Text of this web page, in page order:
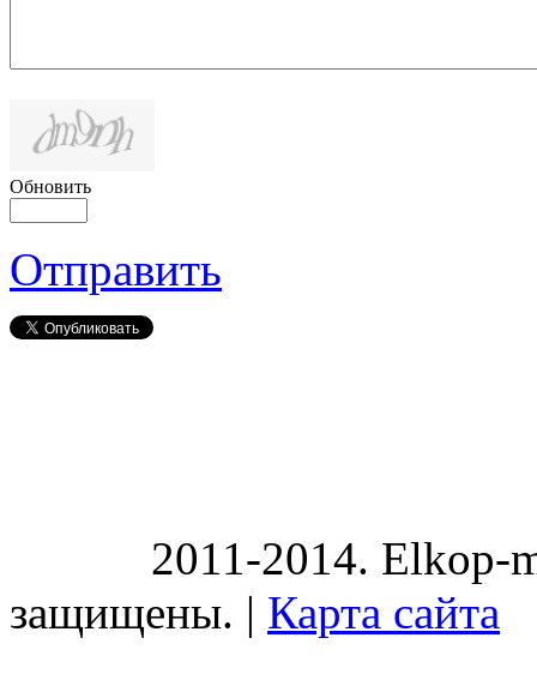
Обновить
Отправить
2011-2014. Elkop-
защищены. | Карта сайта